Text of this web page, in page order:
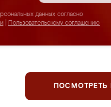
данных согласно
Пользовательскому соглашению
ПОСМОТРЕТЬ